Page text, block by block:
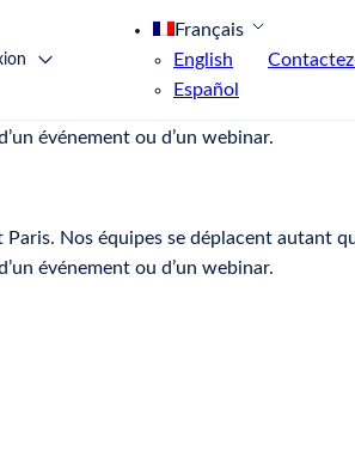
Français
English
Español
événement ou d’un webinar.
Nos équipes se déplacent autant
événement ou d’un webinar.